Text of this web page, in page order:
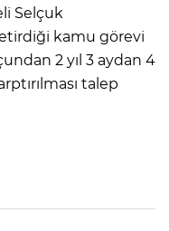
Selçuk
kamu görevi
2 yıl 3 aydan 4
talep